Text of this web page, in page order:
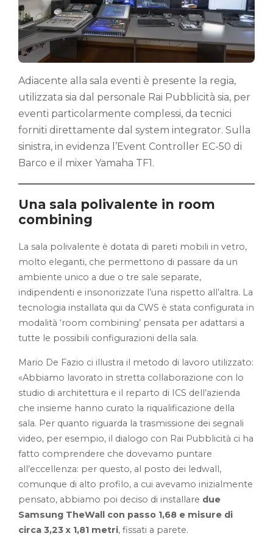
Adiacente alla sala eventi è presente la regia,
utilizzata sia dal personale Rai Pubblicità sia, per
eventi particolarmente complessi, da tecnici
forniti direttamente dal system integrator. Sulla
sinistra, in evidenza l’Event Controller EC-50 di
Barco e il mixer Yamaha TF1.
Una sala polivalente in room
combining
La sala polivalente è dotata di pareti mobili in vetro,
molto eleganti, che permettono di passare da un
ambiente unico a due o tre sale separate,
indipendenti e insonorizzate l’una rispetto all’altra. La
tecnologia installata qui da CWS è stata configurata in
modalità ‘room combining’ pensata per adattarsi a
tutte le possibili configurazioni della sala.
Mario De Fazio ci illustra il metodo di lavoro utilizzato:
«Abbiamo lavorato in stretta collaborazione con lo
studio di architettura e il reparto di ICS dell’azienda
che insieme hanno curato la riqualificazione della
sala. Per quanto riguarda la trasmissione dei segnali
video, per esempio, il dialogo con Rai Pubblicità ci ha
fatto comprendere che dovevamo puntare
all’eccellenza: per questo, al posto dei ledwall,
comunque di alto profilo, a cui avevamo inizialmente
pensato, abbiamo poi deciso di installare due
Samsung TheWall con passo 1,68 e misure di
circa 3,23 x 1,81 metri, fissati a parete.